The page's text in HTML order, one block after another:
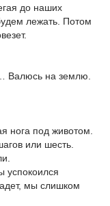
до наших
лежать. Потом
Валюсь на землю.
нога под животом.
или шесть.
успокоился
мы слишком